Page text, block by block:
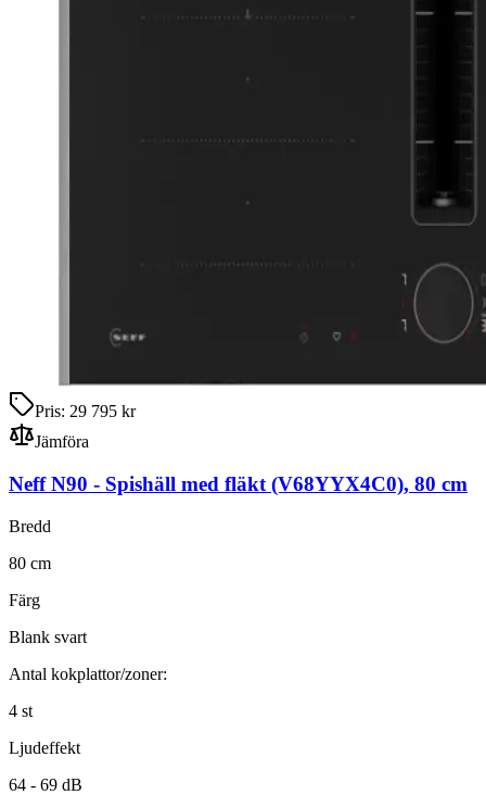
Pris: 29 795 kr
Jämföra
Neff N90 - Spishäll med fläkt (V68YYX4C0), 80 cm
Bredd
80 cm
Färg
Blank svart
Antal kokplattor/zoner:
4 st
Ljudeffekt
64 - 69 dB